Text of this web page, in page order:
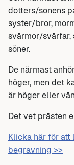
dotters/sonens
syster/bror,
svärmor/svärfar,
söner.
De närmast
höger, men det
är höger eller
Det vet prästen
Klicka här för att
begravning >>